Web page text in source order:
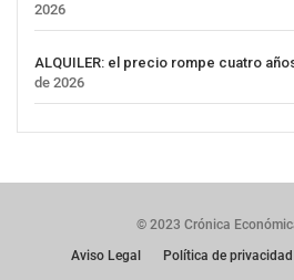
2026
ALQUILER: el precio rompe cuatro
de 2026
© 2023 Crónica
Aviso Legal
Política de privacidad